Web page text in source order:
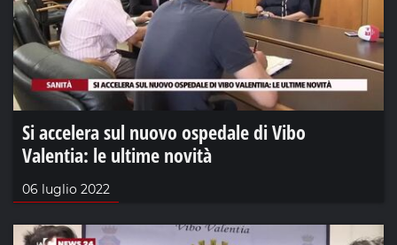
Si accelera sul nuovo ospedale di Vibo
Valentia: le ultime novità
06 luglio 2022